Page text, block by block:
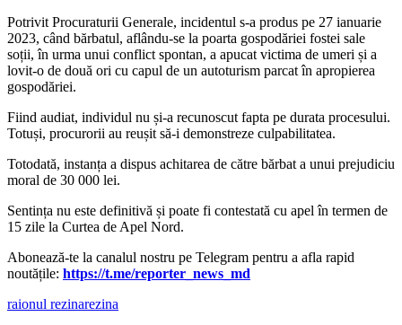
Potrivit Procuraturii Generale, incidentul s-a produs pe 27 ianuarie
2023, când bărbatul, aflându-se la poarta gospodăriei fostei sale
soții, în urma unui conflict spontan, a apucat victima de umeri și a
lovit-o de două ori cu capul de un autoturism parcat în apropierea
gospodăriei.
Fiind audiat, individul nu și-a recunoscut fapta pe durata procesului.
Totuși, procurorii au reușit să-i demonstreze culpabilitatea.
Totodată, instanța a dispus achitarea de către bărbat a unui prejudiciu
moral de 30 000 lei.
Sentința nu este definitivă și poate fi contestată cu apel în termen de
15 zile la Curtea de Apel Nord.
‍Abonează-te la canalul nostru pe Telegram pentru a afla rapid
noutățile: https://t.me/reporter_news_md
raionul rezinarezina